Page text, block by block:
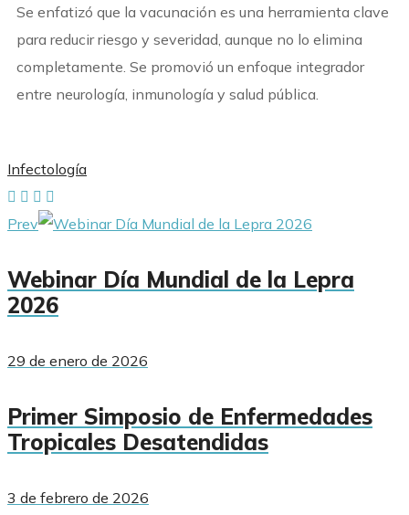
Se enfatizó que la vacunación es una herramienta clave
para reducir riesgo y severidad, aunque no lo elimina
completamente. Se promovió un enfoque integrador
entre neurología, inmunología y salud pública.
Infectología
Prev
Webinar Día Mundial de la Lepra
2026
29 de enero de 2026
Primer Simposio de Enfermedades
Tropicales Desatendidas
3 de febrero de 2026